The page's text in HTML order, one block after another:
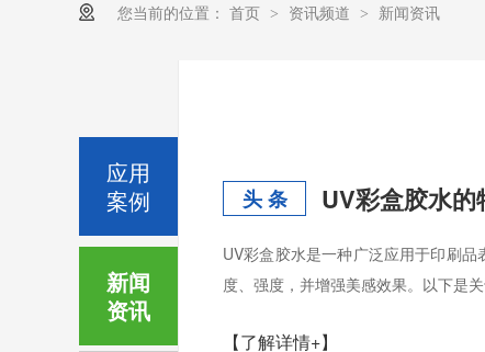
您当前的位置： 首页 > 资讯频道 > 新闻资讯
头 条 UV彩盒胶水的
UV彩盒胶水是一种广泛应用于印刷
度、强度，并增强美感效果。以下是
【了解详情+】
应用
案例
新闻
资讯